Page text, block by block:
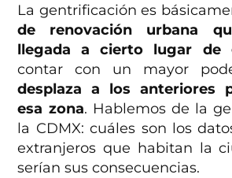
La gentrificación es
de renovación urbana
llegada a cierto lugar de
contar con un mayor
desplaza a los anteriores
esa zona. Hablemos de la
la CDMX: cuáles son los
extranjeros que habitan la
serían sus consecuencias.